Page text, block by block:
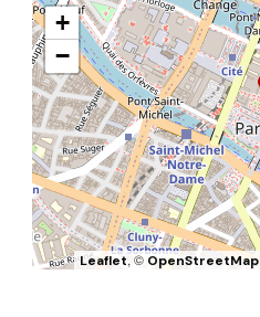
+
−
Leaflet, ©OpenStreetMap